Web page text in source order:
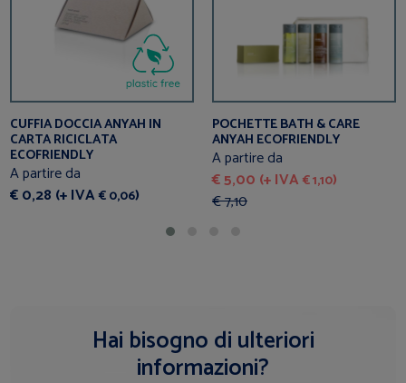
CUFFIA DOCCIA ANYAH IN
CARTA RICICLATA
ECOFRIENDLY
A partire da
€ 0,28 (+ IVA€ 0,06)
POCHETTE BATH & CARE
ANYAH ECOFRIENDLY
A partire da
€ 5,00 (+ IVA € 1,10)
€ 7,10
Hai bisogno di ulteriori
informazioni?